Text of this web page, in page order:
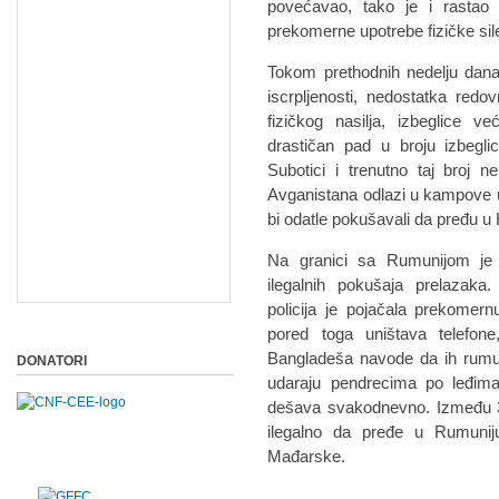
povećavao, tako je i rastao
prekomerne upotrebe fizičke
Tokom prethodnih nedelju
iscrpljenosti, nedostatka
fizičkog nasilja, izbeglice
drastičan pad u broju
Subotici i trenutno taj broj
Avganistana odlazi u
bi odatle pokušavali da pređu u
Na granici sa Rumunijom
ilegalnih pokušaja
policija je pojačala
pored toga uništava
Bangladeša navode da ih
udaraju pendrecima po
dešava svakodnevno.
ilegalno da pređe u
Mađarske.
DONATORI